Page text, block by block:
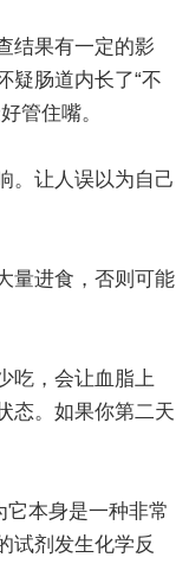
果有一定的影
疑肠道内长了“不
管住嘴。
让人误以为自己
进食，否则可能
，会让血脂上
态。如果你第二天
本身是一种非常
试剂发生化学反